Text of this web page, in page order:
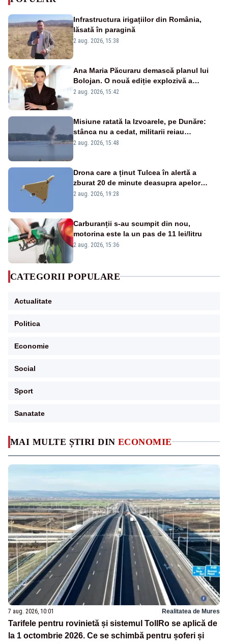
MAI MULTE ȘTIRI DIN ECONOMIE
7 aug. 2026, 10:01 Realitatea de Mures
Tarifele pentru rovinietă și sistemul TollRo se aplică de
la 1 octombrie 2026. Ce se schimbă pentru șoferi și
Infrastructura irigațiilor din România,
lăsată în paragină
2 aug. 2026, 15:38
Ana Maria Păcuraru demască planul lui
Bolojan. O nouă ediție explozivă a
emisiunii „Miza Zilei” la Realitatea PLUS
2 aug. 2026, 15:42
Misiune ratată la Izvoarele, pe Dunăre:
stânca nu a cedat, militarii reiau
detonările luni – VIDEO
2 aug. 2026, 15:48
Drona care a ținut Tulcea în alertă a
zburat 20 de minute deasupra apelor
României. Au fost ridicate două F-16
2 aug. 2026, 19:28
Carburanții s-au scumpit din nou,
motorina este la un pas de 11 lei/litru
2 aug. 2026, 15:36
CATEGORII POPULARE
Actualitate
Politica
Economie
Social
Sport
Sanatate